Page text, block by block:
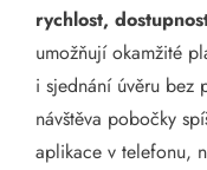
rychlost,
umožňují okamžité
i sjednání úvěru bez
návštěva pobočky
aplikace v telefonu,